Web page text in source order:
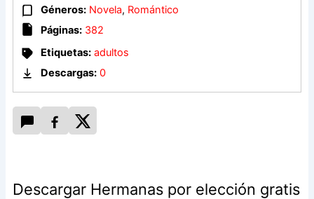
amor, los lazos familiares y esas amistades que nos
sostienen y ayudan a atravesar las adversidades.
Géneros: Novela, Romántico
Páginas: 382
Etiquetas: adultos
Descargas: 0
Descargar Hermanas por elección gratis